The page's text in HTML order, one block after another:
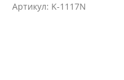
Артикул: K-1117N